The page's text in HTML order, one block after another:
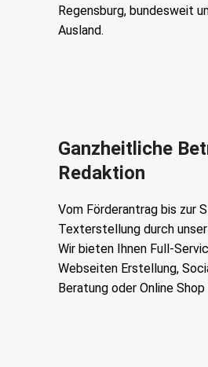
Regensburg, bundesweit
Ausland.
Ganzheitliche
Redaktion
Vom Förderantrag bis zur
Texterstellung durch
Wir bieten Ihnen Full-
Webseiten Erstellung,
Beratung oder Online